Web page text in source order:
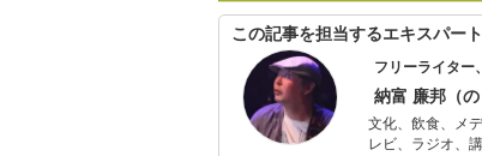
この記事を担当するエキスパート
フリーライター
納富 廉邦（の
文化、飲食、メ
レビ、ラジオ、講演などで活動する。 文具系